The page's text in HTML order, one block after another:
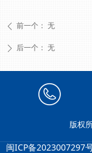
ꄴ 前一个： 无
ꄲ 后一个： 无
13599322278版权
闽ICP备2023007297